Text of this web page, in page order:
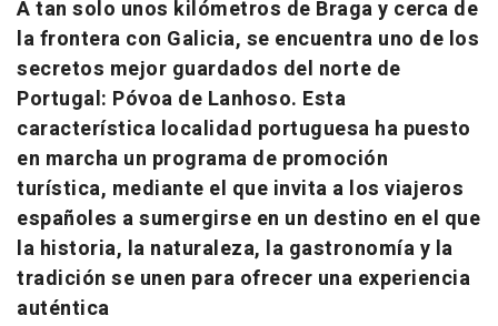
A tan solo unos kilómetros de Braga y cerca de
la frontera con Galicia, se encuentra uno de los
secretos mejor guardados del norte de
Portugal: Póvoa de Lanhoso. Esta
característica localidad portuguesa ha puesto
en marcha un programa de promoción
turística, mediante el que invita a los viajeros
españoles a sumergirse en un destino en el que
la historia, la naturaleza, la gastronomía y la
tradición se unen para ofrecer una experiencia
auténtica